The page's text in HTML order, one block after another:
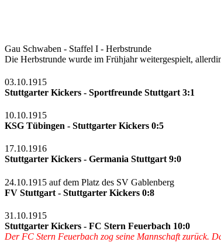
Gau Schwaben - Staffel I - Herbstrunde
Die Herbstrunde wurde im Frühjahr weitergespielt,
03.10.1915
Stuttgarter Kickers - Sportfreunde Stuttgart 3:1
10.10.1915
KSG Tübingen - Stuttgarter Kickers 0:5
17.10.1916
Stuttgarter Kickers - Germania Stuttgart 9:0
24.10.1915 auf dem Platz des SV Gablenberg
FV Stuttgart - Stuttgarter Kickers 0:8
31.10.1915
Stuttgarter Kickers - FC Stern Feuerbach 10:0
Der FC Stern Feuerbach zog seine Mannschaft zurück.